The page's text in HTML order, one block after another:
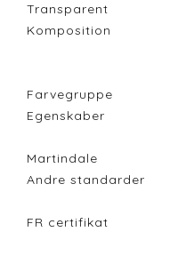
Transparent
Komposition
Farvegruppe
Egenskaber
Martindale
Andre standarder
FR certifikat